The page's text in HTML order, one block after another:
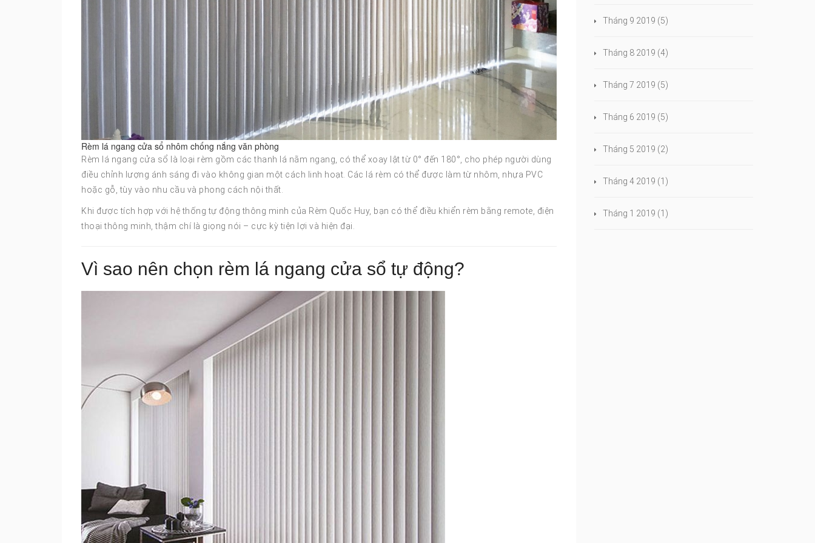
Rèm lá ngang cửa sổ nhôm chống nắng văn phòng
Rèm lá ngang cửa sổ là loại rèm gồm các thanh lá nằm ngang, có thể xoay lật từ 0° đến 180°, cho phép người dùng
điều chỉnh lượng ánh sáng đi vào không gian một cách linh hoạt. Các lá rèm có thể được làm từ nhôm, nhựa PVC
hoặc gỗ, tùy vào nhu cầu và phong cách nội thất.
Khi được tích hợp với hệ thống tự động thông minh của Rèm Quốc Huy, bạn có thể điều khiển rèm bằng remote, điện
thoại thông minh, thậm chí là giọng nói – cực kỳ tiện lợi và hiện đại.
Vì sao nên chọn rèm lá ngang cửa sổ tự động?
Tháng 9 2019 (5)
Tháng 8 2019 (4)
Tháng 7 2019 (5)
Tháng 6 2019 (5)
Tháng 5 2019 (2)
Tháng 4 2019 (1)
Tháng 1 2019 (1)